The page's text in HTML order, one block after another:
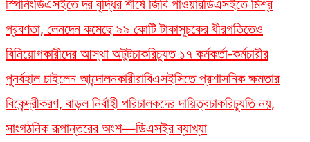
স্পিনিংডিএসইতে দর বৃদ্ধির শীর্ষে জিবি পাওয়ারডিএসইতে মিশ্র
প্রবণতা, লেনদেন কমেছে ৯৯ কোটি টাকাসূচকের ধীরগতিতেও
বিনিয়োগকারীদের আস্থা অটুটচাকরিচ্যুত ১৭ কর্মকর্তা-কর্মচারীর
পুনর্বহাল চাইলেন আন্দোলনকারীরাবিএসইসিতে প্রশাসনিক ক্ষমতার
বিকেন্দ্রীকরণ, বাড়ল নির্বাহী পরিচালকদের দায়িত্বচাকরিচ্যুতি নয়,
সাংগঠনিক রূপান্তরের অংশ—ডিএসইর ব্যাখ্যা